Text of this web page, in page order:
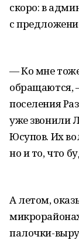
скоро: в
с
— Ко мне
обращаются,
поселения
уже звонили
Юсупов. Их
но и то, что
А летом,
палочки-